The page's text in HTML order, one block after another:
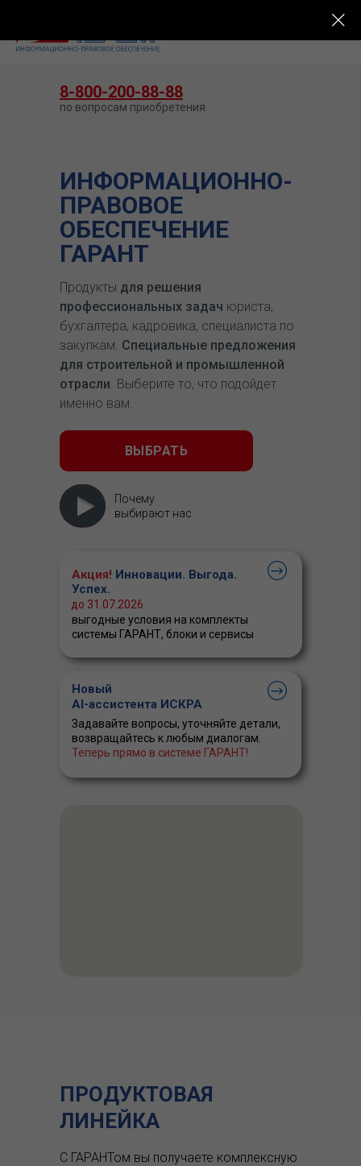
ИНФОРМАЦИОННО-
ПРАВОВОЕ
ОБЕСПЕЧЕНИЕ
ГАРАНТ
Продукты для решения
профессиональных задач юриста,
бухгалтера, кадровика, специалиста по
закупкам. Специальные предложения
для строительной и промышленной
отрасли. Выберите то, что подойдет
именно вам.
ВЫБРАТЬ
Почему
выбирают нас
Акция! Инновации. Выгода.
Успех.
выгодные условия на комплекты
системы ГАРАНТ, блоки и сервисы
до 31.07.2026
8-800-200-88-88
по вопросам приобретения
Новый
AI-ассистента ИСКРА
Задавайте вопросы, уточняйте детали,
возвращайтесь к любым диалогам.
Теперь прямо в системе ГАРАНТ!
ПРОДУКТОВАЯ
ЛИНЕЙКА
С ГАРАНТом вы получаете комплексную